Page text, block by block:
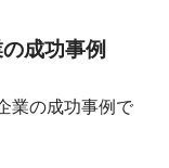
成功事例
業の成功事例で